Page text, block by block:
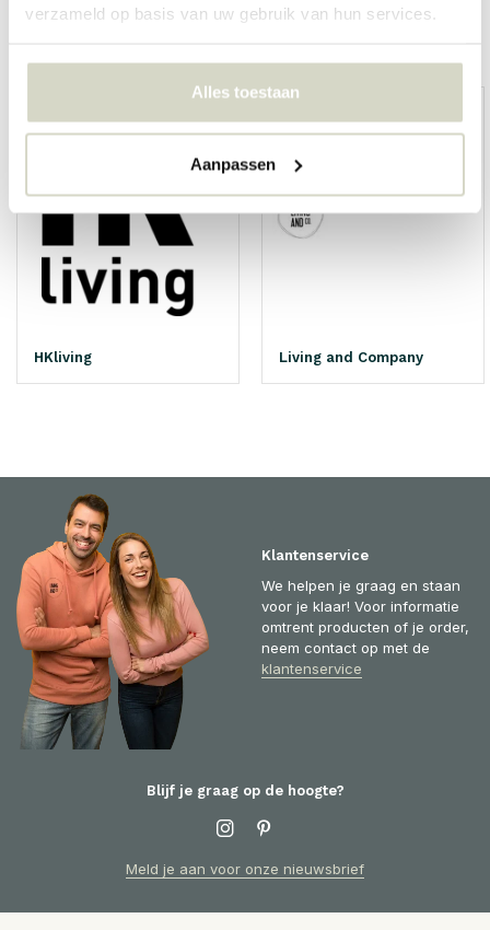
verzameld op basis van uw gebruik van hun services.
Alles toestaan
Aanpassen
HKliving Living and Company
Klantenservice
We helpen je graag en staan
voor je klaar! Voor informatie
omtrent producten of je order,
neem contact op met de
klantenservice
Blijf je graag op de hoogte?
Meld je aan voor onze nieuwsbrief